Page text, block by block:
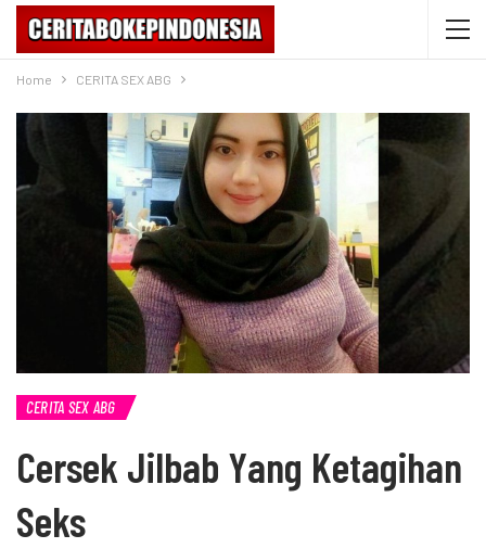
Home CERITA SEX ABG
CERITA SEX ABG
Cersek Jilbab Yang Ketagihan
Seks